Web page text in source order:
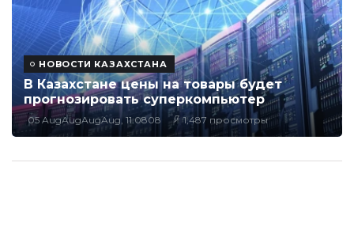
НОВОСТИ КАЗАХСТАНА
В Казахстане цены на товары будет
прогнозировать суперкомпьютер
05 AugAugAugAug, 11:0808 1,487 просмотры